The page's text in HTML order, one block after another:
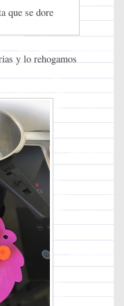
que se dore
y lo rehogamos